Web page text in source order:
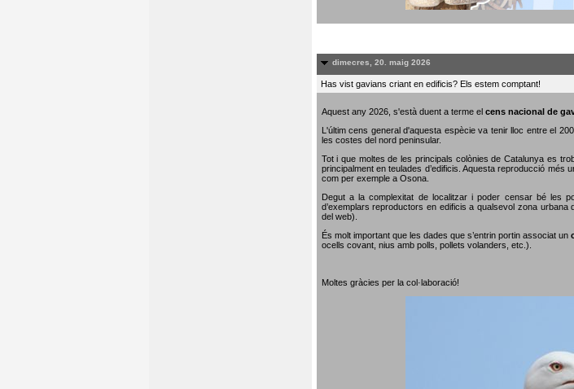
dimecres, 20. maig 2026
Has vist gavians criant en edificis? Els estem comptant!
Aquest any 2026, s'està duent a terme el cens nacional de
L'últim cens general d'aquesta espècie va tenir lloc entre el
les costes del nord peninsular.
Tot i que moltes de les principals colònies de Catalunya es
principalment en teulades d’edificis. Aquesta reproducció més
com per exemple a Osona.
Degut a la complexitat de localitzar i poder censar bé les
d’exemplars reproductors en edificis a qualsevol zona
del web).
És molt important que les dades que s’entrin portin associat un
ocells covant, nius amb polls, pollets volanders, etc.).
Moltes gràcies per la col·laboració!